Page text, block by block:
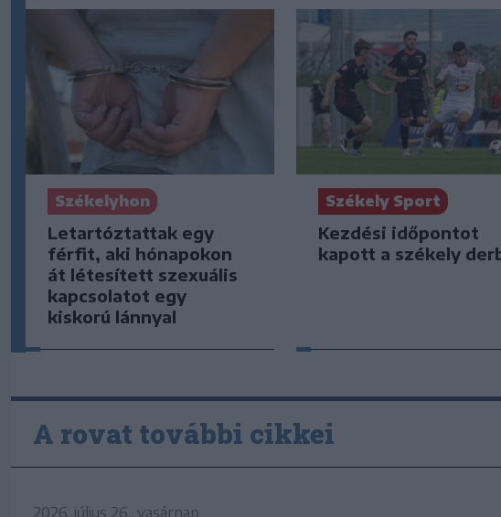
Székelyhon
Letartóztattak egy
férfit, aki hónapokon
át létesített szexuális
kapcsolatot egy
kiskorú lánnyal
Székely Sport
Kezdési időpontot
kapott a székely
A rovat további cikkei
2026. július 26., vasárnap